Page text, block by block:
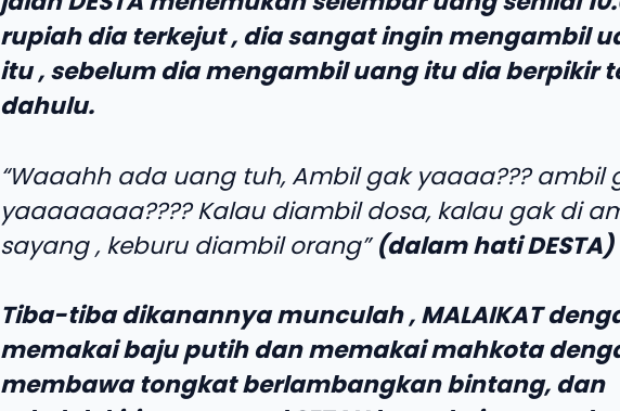
rupiah dia terkejut , dia sangat ingin mengambil
itu , sebelum dia mengambil uang itu dia berpikir
dahulu.
“Waaahh ada uang tuh, Ambil gak yaaaa??? ambil
yaaaaaaaa???? Kalau diambil dosa, kalau gak di
sayang , keburu diambil orang” (dalam hati DESTA)
Tiba-tiba dikanannya munculah , MALAIKAT
memakai baju putih dan memakai mahkota
membawa tongkat berlambangkan bintang, dan